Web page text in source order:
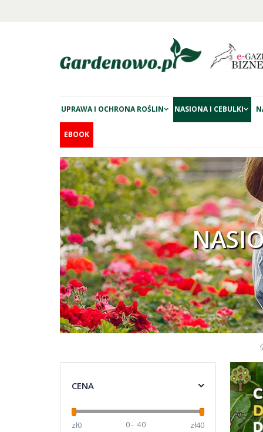
UPRAWA I OCHRONA ROŚLIN NASIONA I CEBULKI
EBOOK
CENA
zł0 zł40
0-40